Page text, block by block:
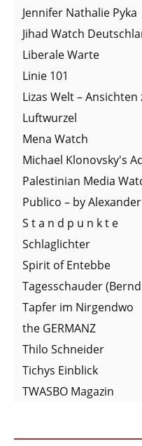
Jennifer Nathalie Pyka
Jihad Watch
Liberale Warte
Linie 101
Lizas Welt –
Luftwurzel
Mena Watch
Michael Klonovsky's
Palestinian Media
Publico – by
S t a n d p u n k t e
Schlaglichter
Spirit of Entebbe
Tagesschauder
Tapfer im Nirgendwo
the GERMANZ
Thilo Schneider
Tichys Einblick
TWASBO Magazin